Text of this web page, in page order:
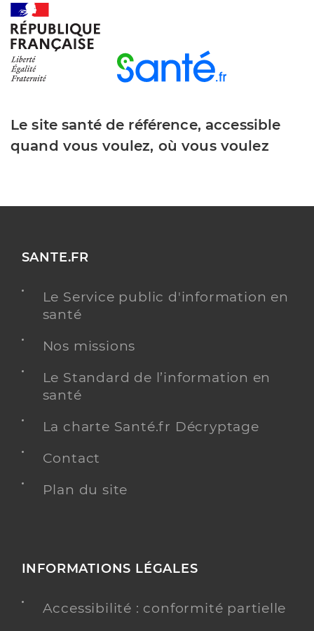
Le site santé de référence, accessible
quand vous voulez, où vous voulez
SANTE.FR
Le Service public d'information en
santé
Nos missions
Le Standard de l’information en
santé
La charte Santé.fr Décryptage
Contact
Plan du site
INFORMATIONS LÉGALES
Accessibilité : conformité partielle